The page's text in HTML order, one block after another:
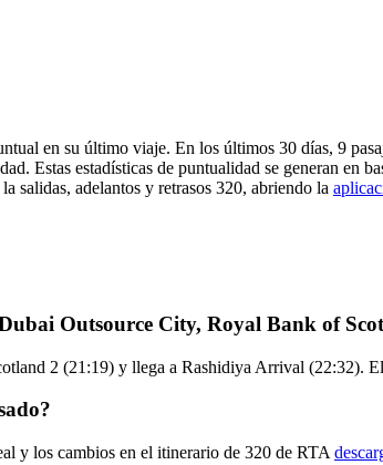
en su último viaje. En los últimos 30 días, 9
Estas estadísticas de puntualidad se generan en
salidas, adelantos y retrasos 320, abriendo la
Outsource City, Royal Bank of
2 (21:19) y llega a Rashidiya Arrival (22:32).
y los cambios en el itinerario de 320 de RTA